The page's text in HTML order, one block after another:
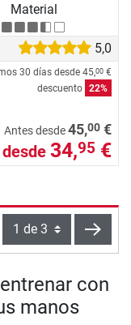
Material
5,0
30 días desde 45,00 €
descuento 22%
Antes desde45,00 €
desde 34,95 €
Página
con
manos